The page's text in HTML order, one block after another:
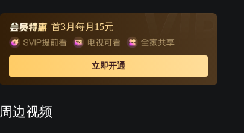
秋月沦落风尘，得刑部杨宪基大人搭救来到京城，终与张
家相认。张幼林因打人入狱，却因祸得福结识了西北刀客
霍震西。期间经营不善的松竹斋濒临破产，幸亏新掌柜庄
虎臣大力革新，松竹斋改号松鹤斋，才得以起死回生。成
年的张幼林尽管对秋月有情，却终依母命，娶米店千金何
鹤斋，百年老店见证了一段血泪斑斑的中国近代史。
首3月每月15元
立即开通
周边视频